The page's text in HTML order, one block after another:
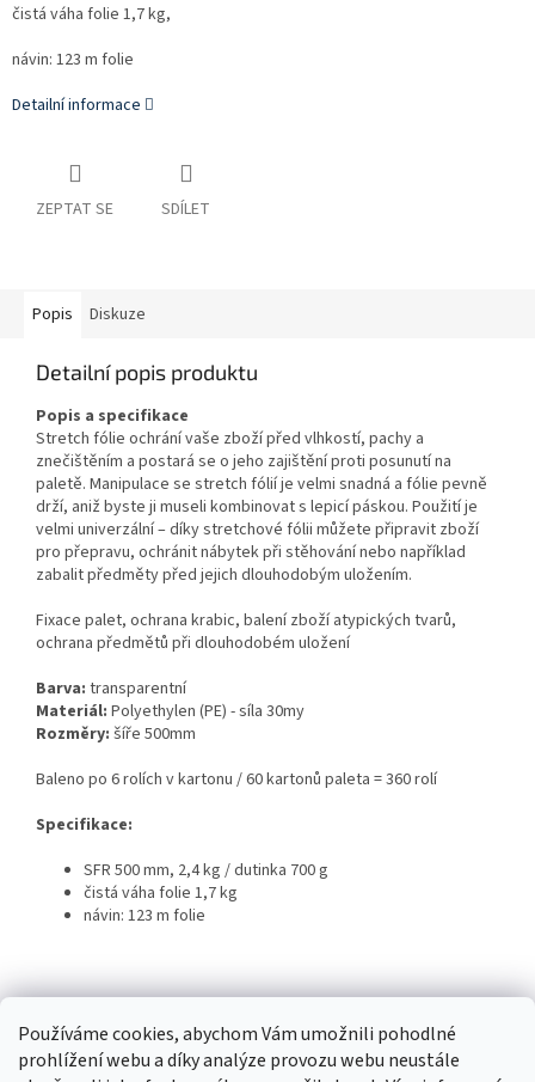
Používáme cookies, abychom Vám umožnili pohodlné
prohlížení webu a díky analýze provozu webu neustále
čistá váha folie 1,7 kg,
návin: 123 m folie
Detailní informace
ZEPTAT SE SDÍLET
Popis Diskuze
Detailní popis produktu
Popis a specifikace
Stretch fólie ochrání vaše zboží před vlhkostí, pachy a
znečištěním a postará se o jeho zajištění proti posunutí na
paletě. Manipulace se stretch fólií je velmi snadná a fólie pevně
drží, aniž byste ji museli kombinovat s lepicí páskou. Použití je
velmi univerzální – díky stretchové fólii můžete připravit zboží
pro přepravu, ochránit nábytek při stěhování nebo například
zabalit předměty před jejich dlouhodobým uložením.
Fixace palet, ochrana krabic, balení zboží atypických tvarů,
ochrana předmětů při dlouhodobém uložení
Barva: transparentní
Materiál: Polyethylen (PE) - síla 30my
Rozměry: šíře 500mm
Baleno po 6 rolích v kartonu / 60 kartonů paleta = 360 rolí
Specifikace:
SFR 500 mm, 2,4 kg / dutinka 700 g
čistá váha folie 1,7 kg
návin: 123 m folie
Z
Obaly